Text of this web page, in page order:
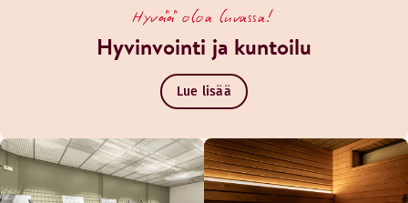
Hyvää oloa luvassa!
Hyvinvointi ja kuntoilu
Lue lisää